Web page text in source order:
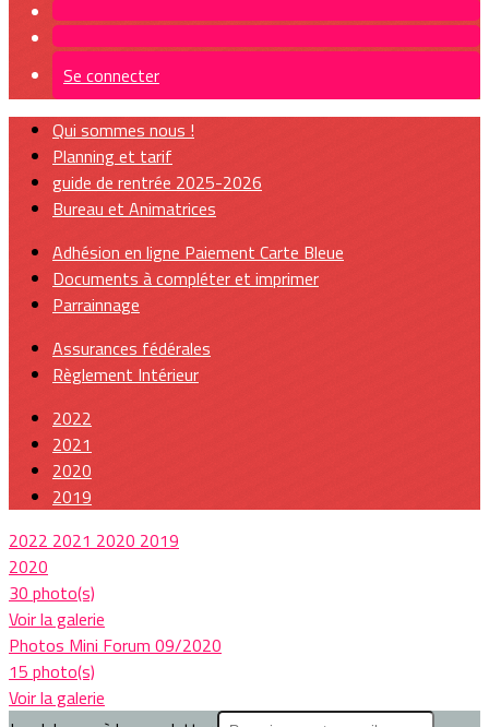
Se connecter
Qui sommes nous !
Planning et tarif
guide de rentrée 2025-2026
Bureau et Animatrices
Adhésion en ligne Paiement Carte Bleue
Documents à compléter et imprimer
Parrainnage
Assurances fédérales
Règlement Intérieur
2022
2021
2020
2019
2022 2021 2020 2019
2020
30 photo(s)
Voir la galerie
Photos Mini Forum 09/2020
15 photo(s)
Voir la galerie